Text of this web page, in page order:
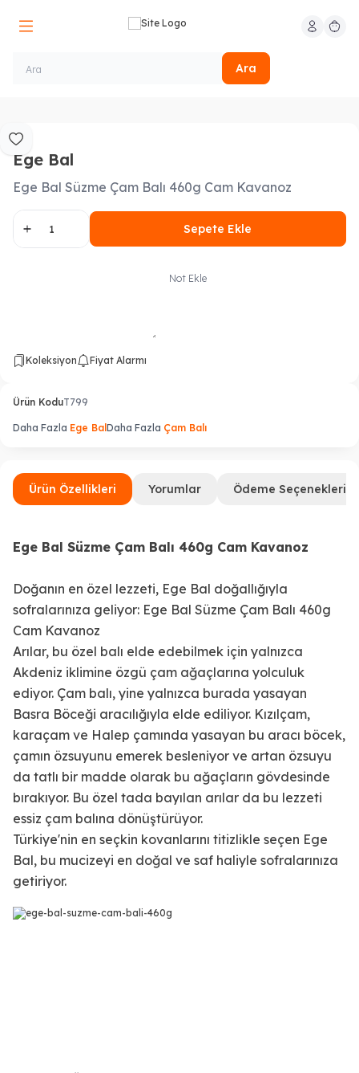
Ara
Hesabım
Favoriye Ekle
Ege Bal
Ege Bal Süzme Çam Balı 460g Cam Kavanoz
Sepete Ekle
Not Ekle
Koleksiyon Fiyat Alarmı
Ürün KoduT799
Daha Fazla Ege Bal Daha Fazla Çam Balı
Ürün Özellikleri Yorumlar Ödeme Seçenekleri
Ege Bal Süzme Çam Balı 460g Cam Kavanoz
Doğanın en özel lezzeti, Ege Bal doğallığıyla
sofralarınıza geliyor: Ege Bal Süzme Çam Balı 460g
Cam Kavanoz
Arılar, bu özel balı elde edebilmek için yalnızca
Akdeniz iklimine özgü çam ağaçlarına yolculuk
ediyor. Çam balı, yine yalnızca burada yasayan
Basra Böceği aracılığıyla elde ediliyor. Kızılçam,
karaçam ve Halep çamında yasayan bu aracı böcek,
çamın özsuyunu emerek besleniyor ve artan özsuyu
da tatlı bir madde olarak bu ağaçların gövdesinde
bırakıyor. Bu özel tada bayılan arılar da bu lezzeti
essiz çam balına dönüştürüyor.
Türkiye'nin en seçkin kovanlarını titizlikle seçen Ege
Bal, bu mucizeyi en doğal ve saf haliyle sofralarınıza
getiriyor.